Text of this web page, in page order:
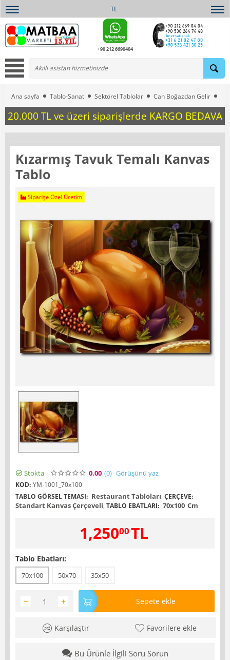
TL
+90 212 6690404
Ana sayfa Tablo-Sanat Sektörel Tablolar Can Boğazdan Gelir
20.000 TL ve üzeri siparişlerde KARGO BEDAVA
Kızarmış Tavuk Temalı Kanvas
Tablo
Siparişe Özel Üretim
Stokta 0.00 (0) Görüşünü yaz
KOD: YM-1001_70x100
TABLO GÖRSEL TEMASI: Restaurant Tabloları,ÇERÇEVE:
Standart Kanvas Çerçeveli,TABLO EBATLARI: 70x100 Cm
1,25000TL
Tablo Ebatları:
70x100 50x70 35x50
+
− Sepete ekle
Karşılaştır Favorilere ekle
Bu Ürünle İlgili Soru Sorun